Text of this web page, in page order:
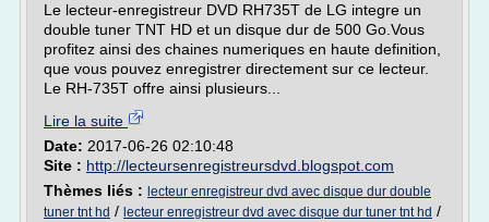
Le lecteur-enregistreur DVD RH735T de LG integre un
double tuner TNT HD et un disque dur de 500 Go.Vous
profitez ainsi des chaines numeriques en haute definition,
que vous pouvez enregistrer directement sur ce lecteur.
Le RH-735T offre ainsi plusieurs...
Lire la suite
Date: 2017-06-26 02:10:48
Site : http://lecteursenregistreursdvd.blogspot.com
Thèmes liés : lecteur enregistreur dvd avec disque dur double
tuner tnt hd / lecteur enregistreur dvd avec disque dur tuner tnt hd /